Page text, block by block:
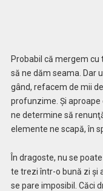
Probabil că mergem
să ne dăm seama. Dar
gând, refacem de mii
profunzime. Și aproape
ne determine să
elemente ne scapă, în
În dragoste, nu se
te trezi într-o bună zi şi
se pare imposibil. Căci